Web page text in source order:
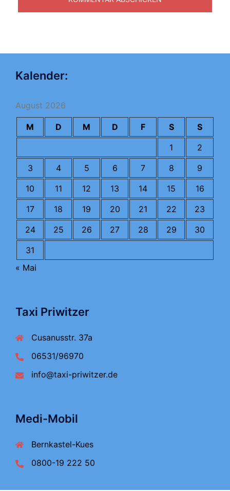
Kalender:
August 2026
M D M D F S
S
1
2
3
4 5 6 7 8
9
10
11 12 13 14 15
16
17
18 19 20 21 22
23
24
25 26 27 28 29
30
31
« Mai
Taxi Priwitzer
Cusanusstr. 37a
06531/96970
info@taxi-priwitzer.de
Medi-Mobil
Bernkastel-Kues
0800-19 222 50